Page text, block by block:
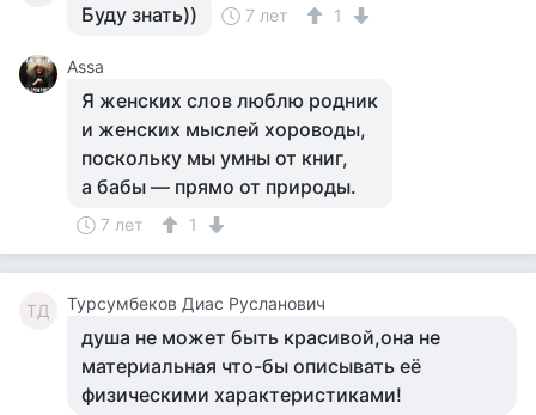
Буду знать)) 7 лет 1
Assa
Я женских слов люблю родник
и женских мыслей хороводы,
поскольку мы умны от книг,
а бабы — прямо от природы.
7 лет 1
ТД Турсумбеков Диас Русланович
душа не может быть красивой,она не
материальная что-бы описывать её
физическими характеристиками!